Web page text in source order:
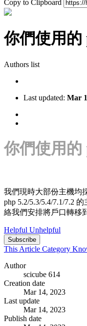
Copy to Clipboard
你們使用的
Authors list
Last updated: Mar
你們使用的
我們現時大部份主機均
php 5.2/5.3/5.4/7.1/7.2
絡我們安排將戶口轉移
Helpful Unhelpful
Subscribe
This Article Category
Author
scicube 614
Creation date
Mar 14, 2023
Last update
Mar 14, 2023
Publish date